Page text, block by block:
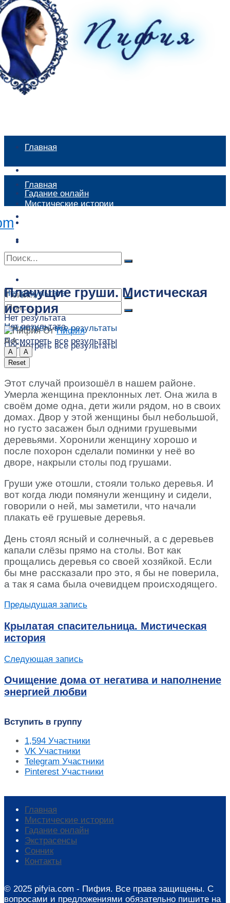
Главная
Гадание онлайн
Контакты
Нет результата
Посмотреть все результаты
Главная
Мистические истории
Сонник
Нет результата
Посмотреть все результаты
Нет результата
Посмотреть все результаты
Плачущие груши. Мистическая
история
От Пифия
A A
A
A
Reset
Этот случай произошёл в нашем районе.
Умерла женщина преклонных лет. Она жила в
своём доме одна, дети жили рядом, но в своих
домах. Двор у этой женщины был небольшой,
но густо засажен был одними грушевыми
деревьями. Хоронили женщину хорошо и
после похорон сделали поминки у неё во
дворе, накрыли столы под грушами.
Груши уже отошли, стояли только деревья. И
вот когда люди помянули женщину и сидели,
говорили о ней, мы заметили, что начали
плакать её грушевые деревья.
День стоял ясный и солнечный, а с деревьев
капали слёзы прямо на столы. Вот как
прощались деревья со своей хозяйкой. Если
бы мне рассказали про это, я бы не поверила,
а так я сама была очевидцем происходящего.
Предыдущая запись
Крылатая спасительница. Мистическая
история
Следующая запись
Очищение дома от негатива и наполнение
энергией любви
Вступить в группу
1,594 Участники
VK Участники
Telegram Участники
Pinterest Участники
Главная
Мистические истории
Гадание онлайн
Экстрасенсы
Сонник
Контакты
© 2025 pifyia.com - Пифия. Все права защищены. С
вопросами и предложениями обязательно пишите на